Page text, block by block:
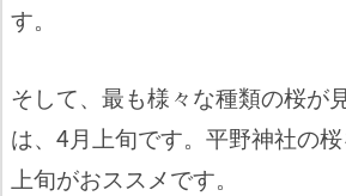
す。
そして、最も様々な種類の桜が
は、4月上旬です。平野神社の
上旬がおススメです。